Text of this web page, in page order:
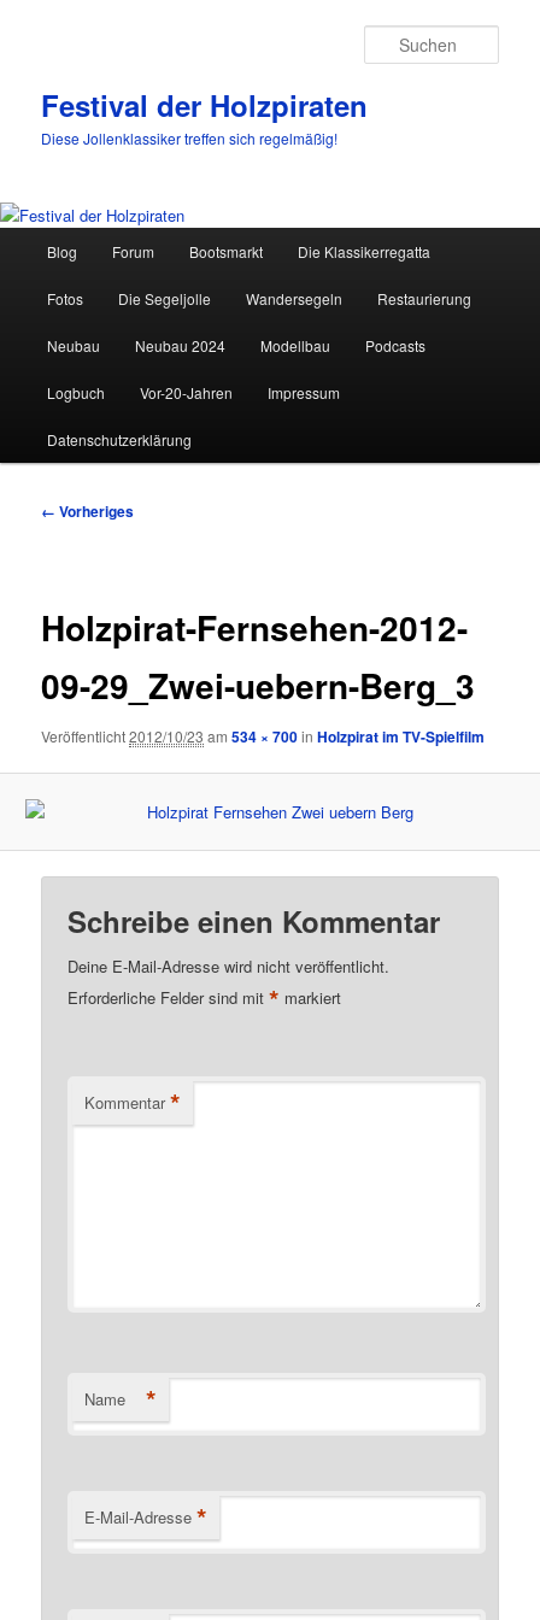
Festival der Holzpiraten
Diese Jollenklassiker treffen sich regelmäßig!
Zum
primären
Inhalt
springen
Blog Forum Bootsmarkt Die Klassikerregatta
Fotos Die Segeljolle Wandersegeln Restaurierung
Neubau Neubau 2024 Modellbau Podcasts
Logbuch Vor-20-Jahren Impressum
Datenschutzerklärung
Bilder-
← Vorheriges
Holzpirat-Fernsehen-2012-
09-29_Zwei-uebern-Berg_3
Veröffentlicht2012/10/23 am534 × 700inHolzpirat im TV-Spielfilm
Schreibe einen Kommentar
Deine E-Mail-Adresse wird nicht veröffentlicht.
Erforderliche Felder sind mit* markiert
Kommentar *
Name *
E-Mail-Adresse *